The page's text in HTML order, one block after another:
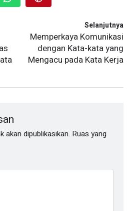
Selanjutnya
Memperkaya Komunikasi
dengan Kata-kata yang
Mengacu pada Kata Kerja
akan dipublikasikan. Ruas yang